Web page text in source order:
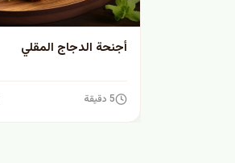
أجنحة الدجاج المقلي
5 دقيقة